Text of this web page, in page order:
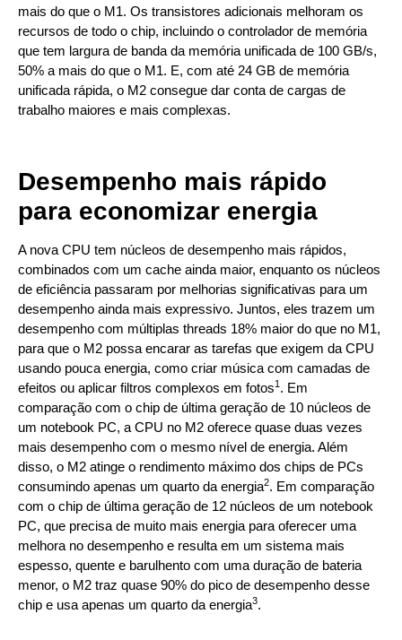
mais do que o M1. Os transistores adicionais melhoram os
recursos de todo o chip, incluindo o controlador de memória
que tem largura de banda da memória unificada de 100 GB/s,
50% a mais do que o M1. E, com até 24 GB de memória
unificada rápida, o M2 consegue dar conta de cargas de
trabalho maiores e mais complexas.
Desempenho mais rápido
para economizar energia
A nova CPU tem núcleos de desempenho mais rápidos,
combinados com um cache ainda maior, enquanto os núcleos
de eficiência passaram por melhorias significativas para um
desempenho ainda mais expressivo. Juntos, eles trazem um
desempenho com múltiplas threads 18% maior do que no M1,
para que o M2 possa encarar as tarefas que exigem da CPU
usando pouca energia, como criar música com camadas de
efeitos ou aplicar filtros complexos em fotos1 . Em
comparação com o chip de última geração de 10 núcleos de
um notebook PC, a CPU no M2 oferece quase duas vezes
mais desempenho com o mesmo nível de energia. Além
disso, o M2 atinge o rendimento máximo dos chips de PCs
consumindo apenas um quarto da energia2. Em comparação
com o chip de última geração de 12 núcleos de um notebook
PC, que precisa de muito mais energia para oferecer uma
melhora no desempenho e resulta em um sistema mais
espesso, quente e barulhento com uma duração de bateria
menor, o M2 traz quase 90% do pico de desempenho desse
chip e usa apenas um quarto da energia3.